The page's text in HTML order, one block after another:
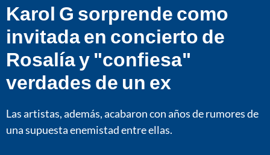
Karol G sorprende como
invitada en concierto de
Rosalía y "confiesa"
verdades de un ex
Las artistas, además, acabaron con años de rumores de
una supuesta enemistad entre ellas.